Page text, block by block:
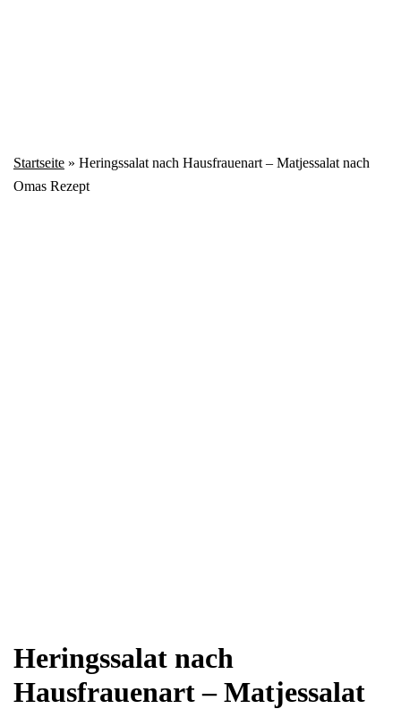
Startseite » Heringssalat nach Hausfrauenart – Matjessalat nach
Omas Rezept
Heringssalat nach
Hausfrauenart – Matjessalat